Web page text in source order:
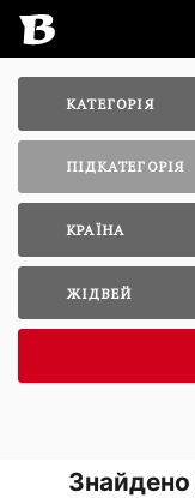
КАТЕГОРІЯ
ПІДКАТЕГОРІЯ
КРАЇНА
ЖІДВЕЙ
Знайдено